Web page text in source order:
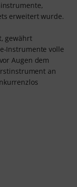
erweitert wurde.
gewährt
Instrumente volle
Augen dem
an